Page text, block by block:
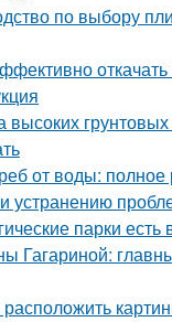
по выбору
от воды: полное
устранению
парки
Гагариной: